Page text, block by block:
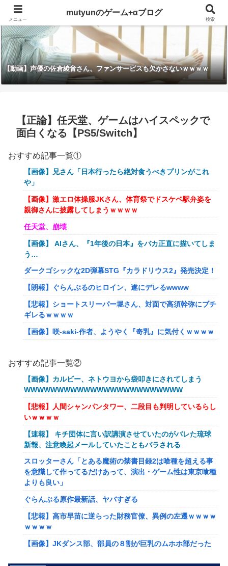
【動画】声優の佐倉綾音さん、ファンサービスも欠かさないｗｗｗｗ
【正論】任天堂、ゲームはハイスペックで
面白くなる【PS5/Switch】
おすすめ記事一覧①
【画像】兄さん「日本行ったら絶対食うべきプリンがこれ
や」
【画像】激エロ体操服JKさん、体育祭でドスケベ駅弁姿を
親御さんに披露してしまうｗｗｗｗ
任天堂、崩壊
【画像】 AIさん、『1年後の日本』をバカ正直に描いてしま
う…
ダークゴシックな2D弾幕STG『カラドリウス2』発売決定！
【朗報】ぐらんぶるのヒロイン、遂にデレるwwww
【悲報】ショートスリーパー堀さん、対面で高須幹弥にブチ
ギレるｗｗｗｗ
【画像】咲-saki-作者、ようやく『奇乳』に気付くｗｗｗｗ
されて性行為 → 凄いことになるｗｗｗｗｗ
シュート選手が結婚を発表、ネモ選手とウメハラ選手が婚姻
届の証人に。
流行を無視したとき「正直ダサくね？」ってなるファッショ
ン上げてけ
【衝撃】クロちゃん、とち狂ったツイートをする←コレ言う
ほどおかしいか？？？？？？
佐藤二朗、妻とのハグを報告「文〇砲より遥かに威力は弱い
が、僕のノロケ砲をお見舞いする」
【画像】こんな感じのクルマで車中泊旅したいよな？？？
【朗報】ドラゴンボール史上、最も実力とその人気が伴わな
い微妙すぎるキャラさん決まる！！
路上駐車中のテスラ車を超弩級のゲリラ豪雨が直撃、水が溢
れてどんどん浸かっていくのを……
おすすめ記事一覧②
【画像】カルビー、ネトウヨから袋叩きにされてしまう
WWWWWWWWWWWWWWWWWWWWWWWW
【悲報】人間シャンパンタワー、二段目も判明しているらし
いｗｗｗｗ
【速報】 キチ団体に言い訳講演させていたのがバレた琉球
新報、注意喚起メールしていたこともバラされる
スロッターさん「とある魔術の禁書目録2は喰種を超える事
を意識して作ってるだけあって、演出・ゲーム性は東京喰種
よりも良い」
ぐらんぶる原作最新話、ヤバすぎる
【悲報】高市早苗に逆らった財務官僚、異例の左遷ｗｗｗｗ
ｗｗｗｗ
【画像】JKダンス部、部員の８割が巨乳のムホホ部だった
メニュー
mutyunのゲーム+αブログ
検索